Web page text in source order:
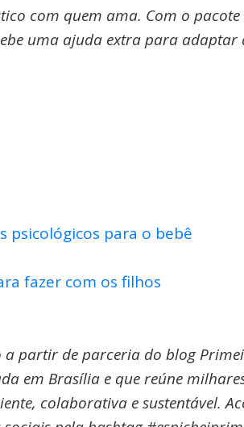
com quem ama. Com o pacote
uma ajuda extra para adaptar
psicológicos para o bebê
fazer com os filhos
partir de parceria do blog
em Brasília e que reúne
colaborativa e sustentável.